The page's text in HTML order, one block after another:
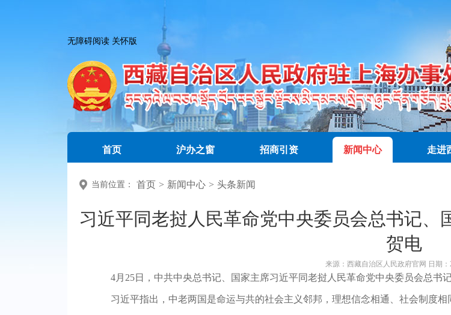
无障碍阅读 关怀版
首页 沪办之窗 招商引资 新闻中心 走进
当前位置： 首页 > 新闻中心 > 头条新闻
习近平同老挝人民革命党中央委员会总书记、
贺电
来源： 西藏自治区人民政府官网 日期：
4月25日，中共中央总书记、国家主席习近平同老挝人民革命党中央委员会总书
习近平指出，中老两国是命运与共的社会主义邻邦，理想信念相通、社会制度